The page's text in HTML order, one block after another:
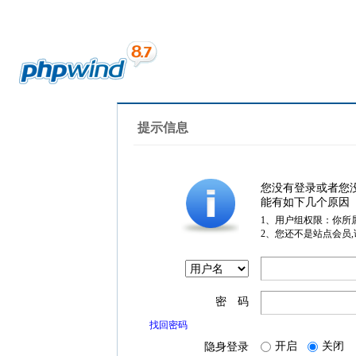
提示信息
您没有登录或者您
能有如下几个原因
1、用户组权限：你所
2、您还不是站点会员
密 码
找回密码
隐身登录 开启 关闭